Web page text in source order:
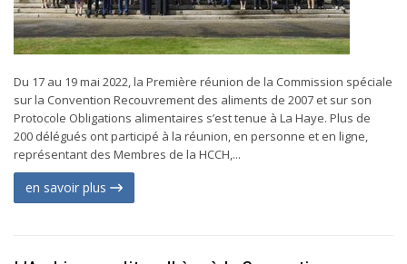
Du 17 au 19 mai 2022, la Première réunion de la Commission spéciale
sur la Convention Recouvrement des aliments de 2007 et sur son
Protocole Obligations alimentaires s’est tenue à La Haye. Plus de
200 délégués ont participé à la réunion, en personne et en ligne,
représentant des Membres de la HCCH,...
en savoir plus